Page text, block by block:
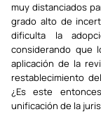
muy distanciados
grado alto de
dificulta la
considerando que
aplicación de la
restablecimiento
¿Es este
unificación de la